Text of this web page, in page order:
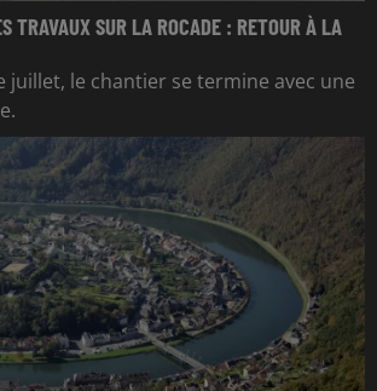
TRAVAUX SUR LA ROCADE : RETOUR À LA
juillet, le chantier se termine avec une